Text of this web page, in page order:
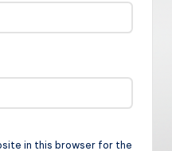
in this browser for the